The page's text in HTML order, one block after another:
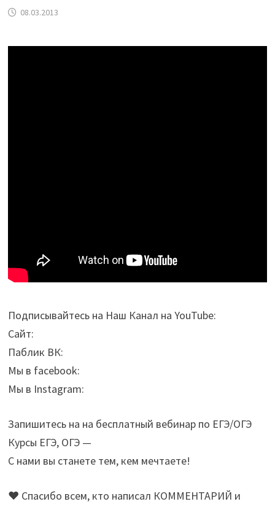
08.03.2013
Подписывайтесь на Наш Канал на YouTube:
Cайт:
Паблик ВК:
Мы в facebook:
Мы в Instagram:
Запишитесь на на бесплатный вебинар по ЕГЭ/ОГЭ
Курсы ЕГЭ, ОГЭ —
С нами вы станете тем, кем мечтаете!
❤️ Спасибо всем, кто написал КОММЕНТАРИЙ и